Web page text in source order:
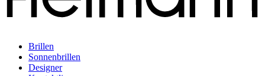
Brillen
Sonnenbrillen
Designer